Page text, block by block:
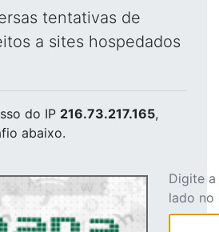
tentativas de
a sites hospedados
do IP 216.73.217.165,
abaixo.
Digite
lado no